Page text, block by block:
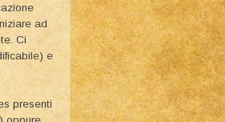
ad
Ci
e
presenti